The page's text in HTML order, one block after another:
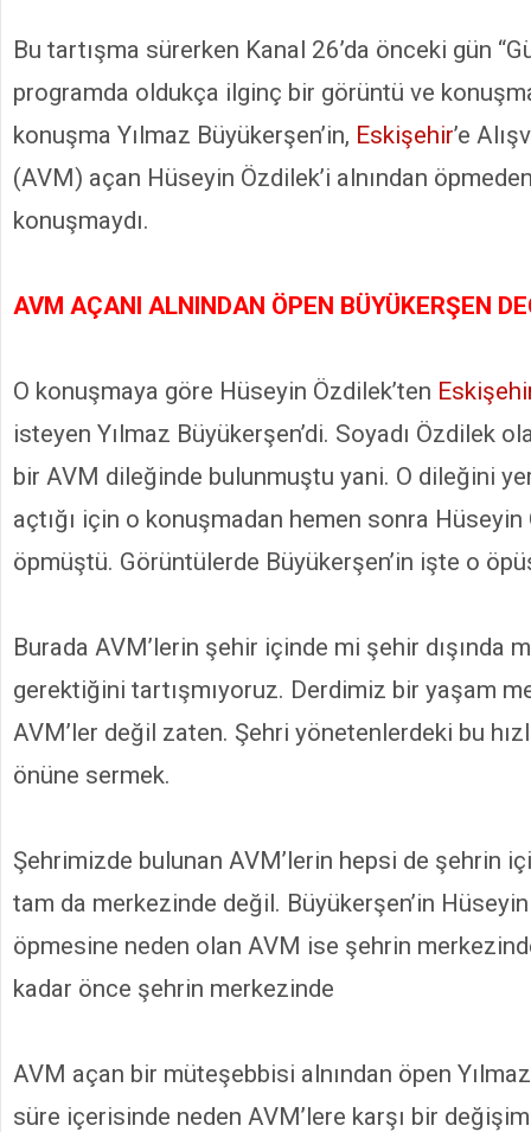
Bu tartışma sürerken Kanal 26’da önceki gün
programda oldukça ilginç bir görüntü ve
konuşma Yılmaz Büyükerşen’in, Eskişehir’e
(AVM) açan Hüseyin Özdilek’i alnından
konuşmaydı.
AVM AÇANI ALNINDAN ÖPEN BÜYÜKERŞEN
O konuşmaya göre Hüseyin Özdilek’ten
isteyen Yılmaz Büyükerşen’di. Soyadı Özdilek
bir AVM dileğinde bulunmuştu yani. O dileğini
açtığı için o konuşmadan hemen sonra Hüseyin
öpmüştü. Görüntülerde Büyükerşen’in işte o
Burada AVM’lerin şehir içinde mi şehir dışında
gerektiğini tartışmıyoruz. Derdimiz bir yaşam
AVM’ler değil zaten. Şehri yönetenlerdeki bu
önüne sermek.
Şehrimizde bulunan AVM’lerin hepsi de şehrin
tam da merkezinde değil. Büyükerşen’in Hüseyin
öpmesine neden olan AVM ise şehrin
kadar önce şehrin merkezinde
AVM açan bir müteşebbisi alnından öpen
süre içerisinde neden AVM’lere karşı bir